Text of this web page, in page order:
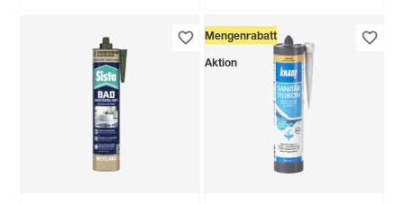
Mengenrabatt
Aktion